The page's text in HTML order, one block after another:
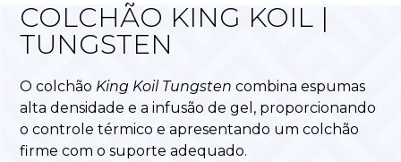
COLCHÃO KING KOIL |
TUNGSTEN
O colchão King Koil Tungsten combina espumas
alta densidade e a infusão de gel, proporcionando
o controle térmico e apresentando um colchão
firme com o suporte adequado.